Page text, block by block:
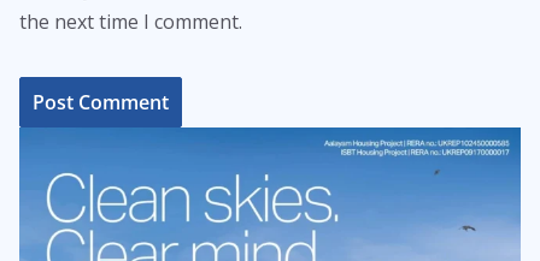
the next time I comment.